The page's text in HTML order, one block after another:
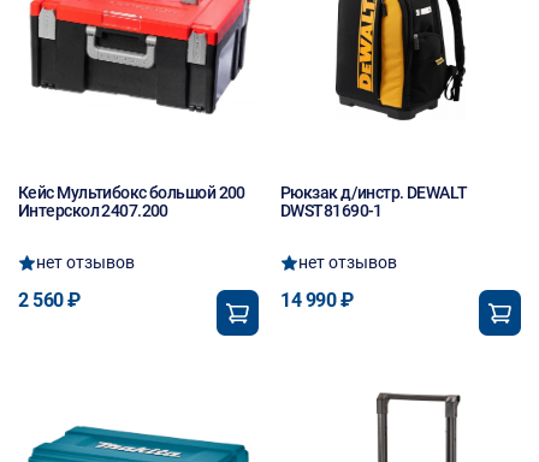
Кейс Мультибокс большой 200
Интерскол 2407.200
нет отзывов
2 560 ₽
Рюкзак д/инстр. DEWALT
DWST81690-1
нет отзывов
14 990 ₽